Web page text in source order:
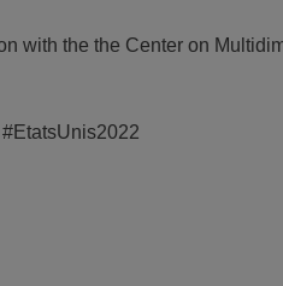
with the the Center on